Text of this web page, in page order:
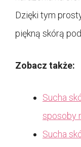
Dzięki tym
piękną skórą
Zobacz także:
Sucha
sposoby
Sucha